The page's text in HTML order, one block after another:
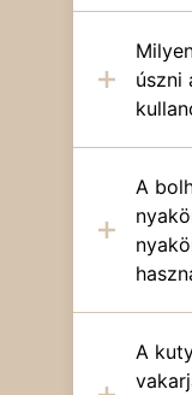
úszni
A
A